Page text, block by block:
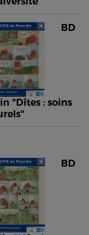
BD
"Dîtes : soins
BD